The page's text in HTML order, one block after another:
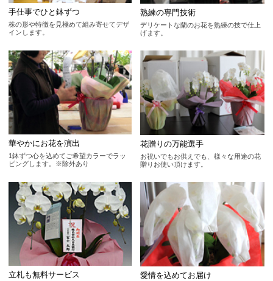
手仕事でひと鉢ずつ
株の形や特徴を見極めて組み寄せてデザ
インします。
熟練の専門技術
デリケートな蘭のお花を熟練の技で仕上
げます。
華やかにお花を演出
1鉢ずつ心を込めてご希望カラーでラッ
ピングします。※除外あり
花贈りの万能選手
お祝いでもお供えでも、様々な用途の花
贈りお使い頂けます。
立札も無料サービス 愛情を込めてお届け